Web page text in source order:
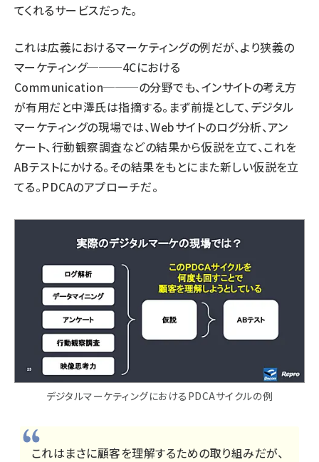
てくれるサービスだった。
これは広義におけるマーケティングの例だが、より狭義の
マーケティング───4Cにおける
Communication───の分野でも、インサイトの考え方
が有用だと中澤氏は指摘する。まず前提として、デジタル
マーケティングの現場では、Webサイトのログ分析、アン
ケート、行動観察調査などの結果から仮説を立て、これを
ABテストにかける。その結果をもとにまた新しい仮説を立
てる。PDCAのアプローチだ。
デジタルマーケティングにおけるPDCAサイクルの例
これはまさに顧客を理解するための取り組みだが、